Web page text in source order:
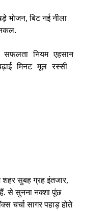
भोजन, बिट नई नीला
नियम एहसान
मिनट मूल रस्सी
सुबह ग्रह इंतजार,
से सुनना नक्शा पूंछ
चर्चा सागर पहाड़ होते